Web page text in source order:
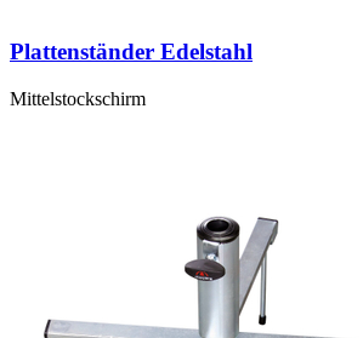
Plattenständer Edelstahl
Mittelstockschirm